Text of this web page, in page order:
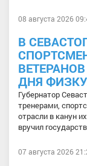
08 августа 2026
В
ДНЯ
Губернатор
тренерами,
отрасли в канун
вручил
07 августа 2026